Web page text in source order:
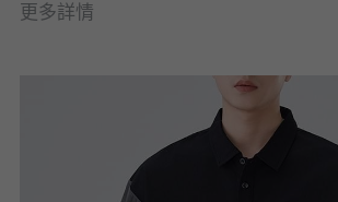
更多詳情